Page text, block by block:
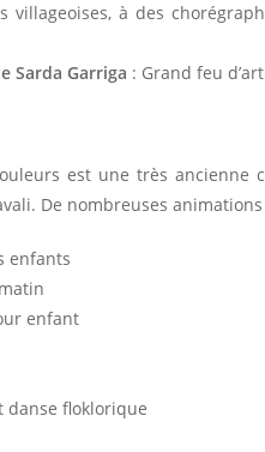
à des
Sarda Garriga : Grand feu
est une très
De nombreuses
enfants
enfant
danse floklorique